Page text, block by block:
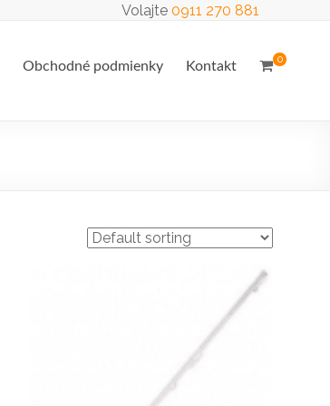
Volajte 0911 270 881
0
Obchodné podmienky Kontakt